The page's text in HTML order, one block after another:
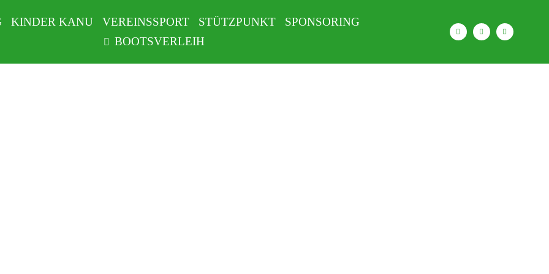
KINDER KANU VEREINSSPORT STÜTZPUNKT
SPONSORING
BOOTSVERLEIH